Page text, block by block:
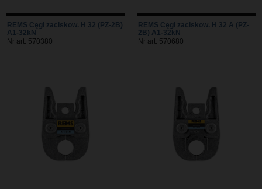
REMS Cęgi zaciskow. H 32 (PZ-2B)
A1-32kN
Nr art. 570380
REMS Cęgi zaciskow. H 32 A (PZ-
2B) A1-32kN
Nr art. 570680